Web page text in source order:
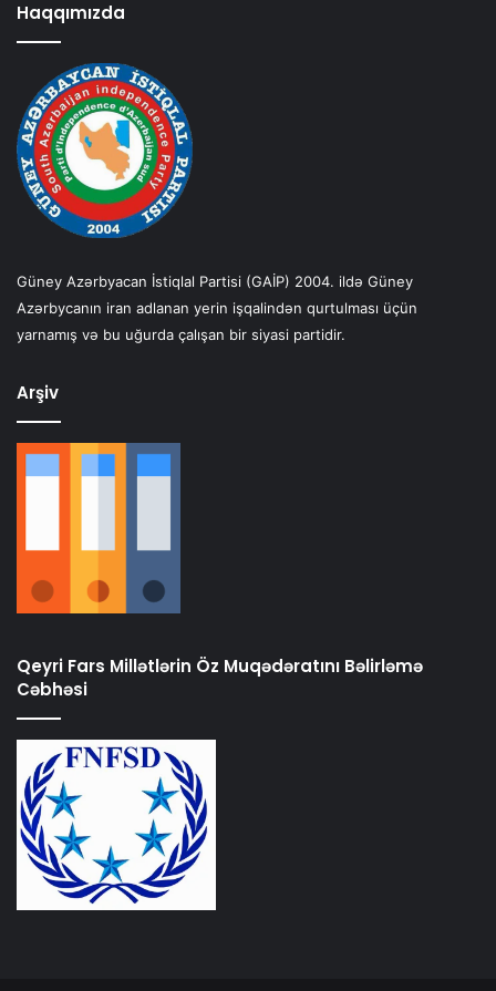
Haqqımızda
Güney Azərbyacan İstiqlal Partisi (GAİP) 2004. ildə Güney
Azərbycanın iran adlanan yerin işqalindən qurtulması üçün
yarnamış və bu uğurda çalışan bir siyasi partidir.
Arşiv
Qeyri Fars Millətlərin Öz Muqədəratını Bəlirləmə
Cəbhəsi